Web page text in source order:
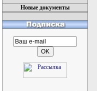
Новые документы